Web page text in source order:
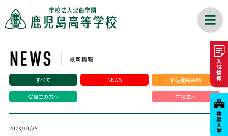
すべて NEWS 部活動等実績
受験生の方へ 在校生へ
2023/10/25